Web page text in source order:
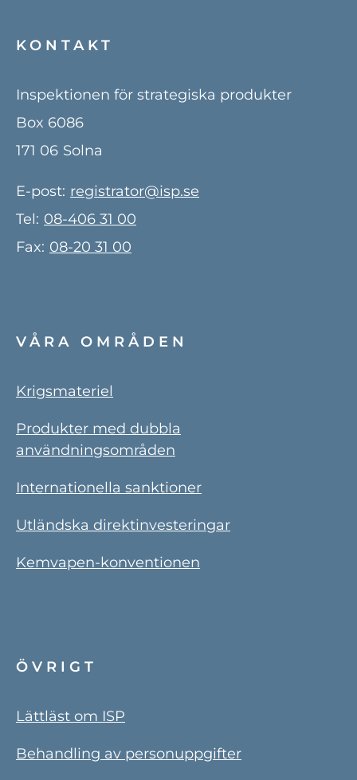
KONTAKT
Inspektionen för strategiska produkter
Box 6086
171 06 Solna
E-post: registrator@isp.se
Tel: 08-406 31 00
Fax: 08-20 31 00
VÅRA OMRÅDEN
Krigsmateriel
Produkter med dubbla
användningsområden
Internationella sanktioner
Utländska direktinvesteringar
Kemvapen-konventionen
ÖVRIGT
Lättläst om ISP
Behandling av personuppgifter